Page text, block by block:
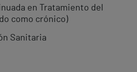
en Tratamiento del
como crónico)
Sanitaria